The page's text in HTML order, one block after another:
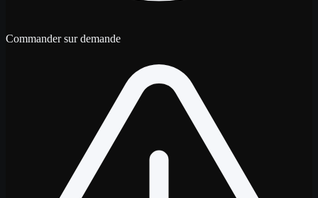
Commander sur demande